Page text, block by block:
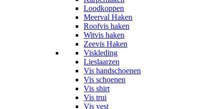
Loodkoppen
Meerval Haken
Roofvis haken
Witvis haken
Zeevis Haken
Viskleding
Lieslaarzen
Vis handschoenen
Vis schoenen
Vis shirt
Vis trui
Vis vest